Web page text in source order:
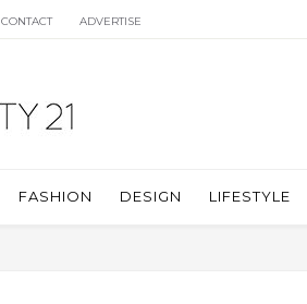
CONTACT ADVERTISE
FASHION DESIGN LIFESTYLE